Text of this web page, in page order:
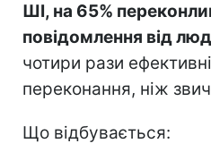
ШІ, на 65%
повідомлення від
чотири рази
переконання, ніж
Що відбувається: